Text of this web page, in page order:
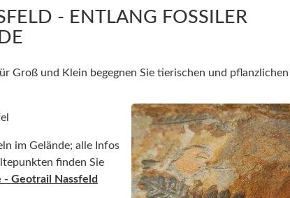
- ENTLANG FOSSILER
Groß und Klein begegnen Sie tierischen und
im Gelände; alle Infos
finden Sie
- Geotrail Nassfeld